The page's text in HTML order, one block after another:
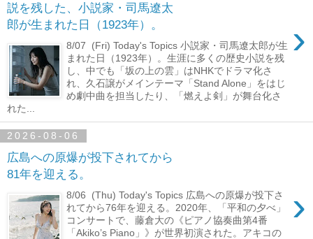
説を残した、小説家・司馬遼太
郎が生まれた日（1923年）。
›
8/07 (Fri) Today's Topics 小説家・司馬遼太郎が生
まれた日（1923年）。生涯に多くの歴史小説を残
し、中でも「坂の上の雲」はNHKでドラマ化さ
れ、久石譲がメインテーマ「Stand Alone」をはじ
め劇中曲を担当したり、「燃えよ剣」が舞台化さ
れた...
2026-08-06
広島への原爆が投下されてから
81年を迎える。
›
8/06 (Thu) Today's Topics 広島への原爆が投下さ
れてから76年を迎える。2020年、「平和の夕べ」
コンサートで、藤倉大の《ピアノ協奏曲第4番
「Akiko’s Piano」》が世界初演された。アキコの